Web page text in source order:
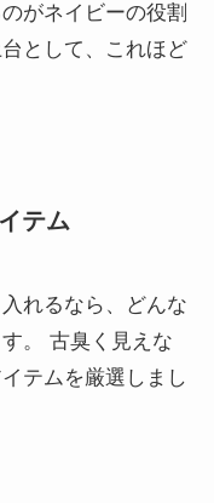
がネイビーの役割
として、これほど
テム
れるなら、どんな
。 古臭く見えな
テムを厳選しまし